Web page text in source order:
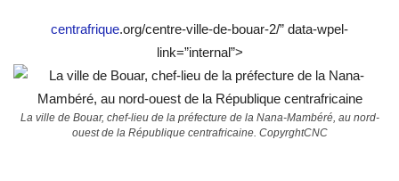
centrafrique.org/centre-ville-de-bouar-2/” data-wpel-
link=”internal”>
La ville de Bouar, chef-lieu de la préfecture de la Nana-Mambéré, au nord-
ouest de la République centrafricaine. CopyrghtCNC